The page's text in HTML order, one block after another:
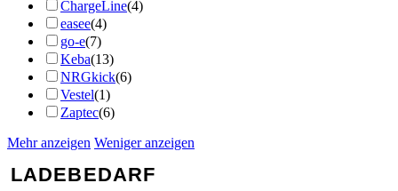
ChargeLine(4)
easee(4)
go-e(7)
Keba(13)
NRGkick(6)
Vestel(1)
Zaptec(6)
Mehr anzeigen Weniger anzeigen
LADEBEDARF